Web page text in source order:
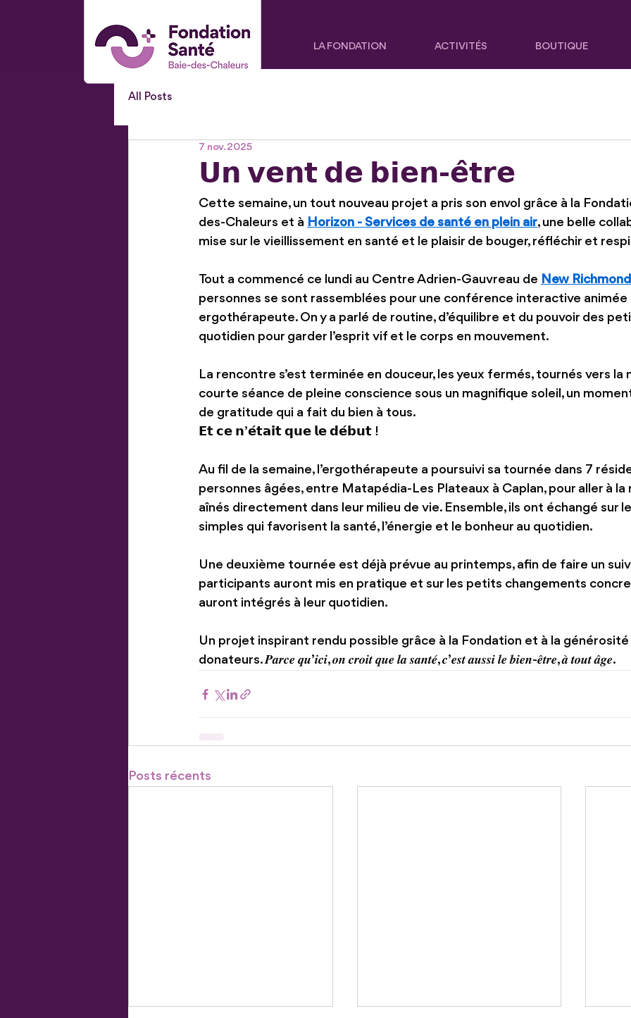
LA FONDATION ACTIVITÉS BOUTIQUE
All Posts
𝗨𝗻 𝘃𝗲𝗻𝘁 𝗱𝗲 𝗯𝗶𝗲𝗻-𝗲̂𝘁𝗿𝗲
7 nov. 2025
Cette semaine, un tout nouveau projet a pris son envol grâce à la
des-Chaleurs et à Horizon - Services de santé en plein air, une belle
mise sur le vieillissement en santé et le plaisir de bouger, réfléchir et
Tout a commencé ce lundi au Centre Adrien-Gauvreau de New Richmond
personnes se sont rassemblées pour une conférence interactive animée
ergothérapeute. On y a parlé de routine, d’équilibre et du pouvoir des
quotidien pour garder l’esprit vif et le corps en mouvement.
La rencontre s’est terminée en douceur, les yeux fermés, tournés vers la
courte séance de pleine conscience sous un magnifique soleil, un
de gratitude qui a fait du bien à tous.
𝗘𝘁 𝗰𝗲 𝗻’𝗲́𝘁𝗮𝗶𝘁 𝗾𝘂𝗲 𝗹𝗲 𝗱𝗲́𝗯𝘂𝘁 !
Au fil de la semaine, l’ergothérapeute a poursuivi sa tournée dans 7
personnes âgées, entre Matapédia-Les Plateaux à Caplan, pour aller à
aînés directement dans leur milieu de vie. Ensemble, ils ont échangé sur
simples qui favorisent la santé, l’énergie et le bonheur au quotidien.
Une deuxième tournée est déjà prévue au printemps, afin de faire un
participants auront mis en pratique et sur les petits changements
auront intégrés à leur quotidien.
Un projet inspirant rendu possible grâce à la Fondation et à la générosité
donateurs. 𝑷𝒂𝒓𝒄𝒆 𝒒𝒖’𝒊𝒄𝒊, 𝒐𝒏 𝒄𝒓𝒐𝒊𝒕 𝒒𝒖𝒆 𝒍𝒂 𝒔𝒂𝒏𝒕𝒆́, 𝒄’𝒆𝒔𝒕 𝒂𝒖𝒔𝒔𝒊 𝒍𝒆 𝒃𝒊𝒆𝒏-𝒆̂𝒕𝒓𝒆, 𝒂̀ 𝒕𝒐𝒖𝒕 𝒂̂𝒈𝒆.
Posts récents